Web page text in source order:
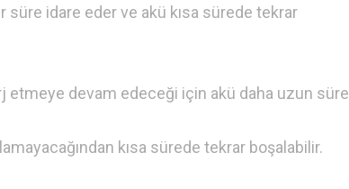
süre idare eder ve akü kısa sürede tekrar
etmeye devam edeceği için akü daha uzun süre
kısa sürede tekrar boşalabilir.